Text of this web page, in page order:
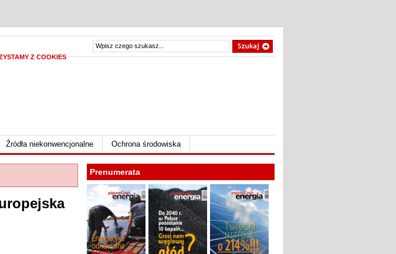
Z COOKIES
Źródła niekonwencjonalne Ochrona środowiska
Prenumerata